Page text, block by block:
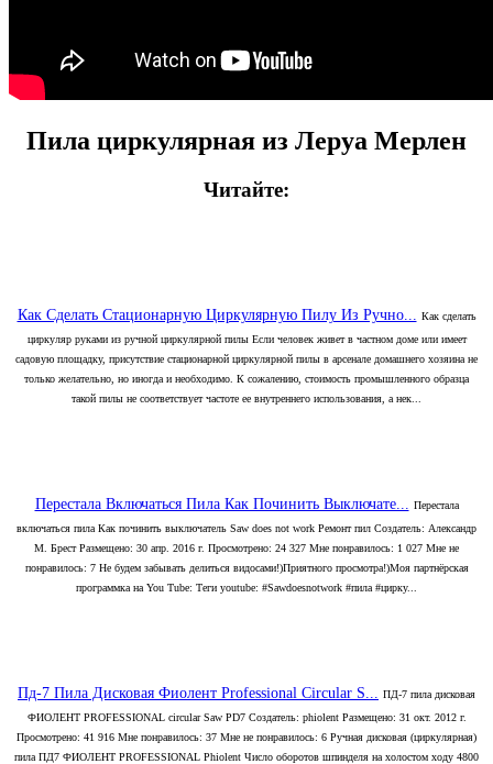
Пила циркулярная из Леруа Мерлен
Читайте:
Как Сделать Стационарную Циркулярную Пилу Из Ручно...
Как сделать
циркуляр руками из ручной циркулярной пилы Если человек живет в частном доме или имеет
садовую площадку, присутствие стационарной циркулярной пилы в арсенале домашнего хозяина не
только желательно, но иногда и необходимо. К сожалению, стоимость промышленного образца
такой пилы не соответствует частоте ее внутреннего использования, а нек...
Перестала Включаться Пила Как Починить Выключате...
Перестала
включаться пила Как починить выключатель Saw does not work Ремонт пил Создатель: Александр
М. Брест Размещено: 30 апр. 2016 г. Просмотрено: 24 327 Мне понравилось: 1 027 Мне не
понравилось: 7 Не будем забывать делиться видосами!)Приятного просмотра!)Моя партнёрская
программка на You Tube: Теги youtube: #Sawdoesnotwork #пила #цирку...
Пд-7 Пила Дисковая Фиолент Professional Circular S...
ПД-7 пила дисковая
ФИОЛЕНТ PROFESSIONAL circular Saw PD7 Создатель: phiolent Размещено: 31 окт. 2012 г.
Просмотрено: 41 916 Мне понравилось: 37 Мне не понравилось: 6 Ручная дисковая (циркулярная)
пила ПД7 ФИОЛЕНТ PROFESSIONAL Phiolent Число оборотов шпинделя на холостом ходу 4800